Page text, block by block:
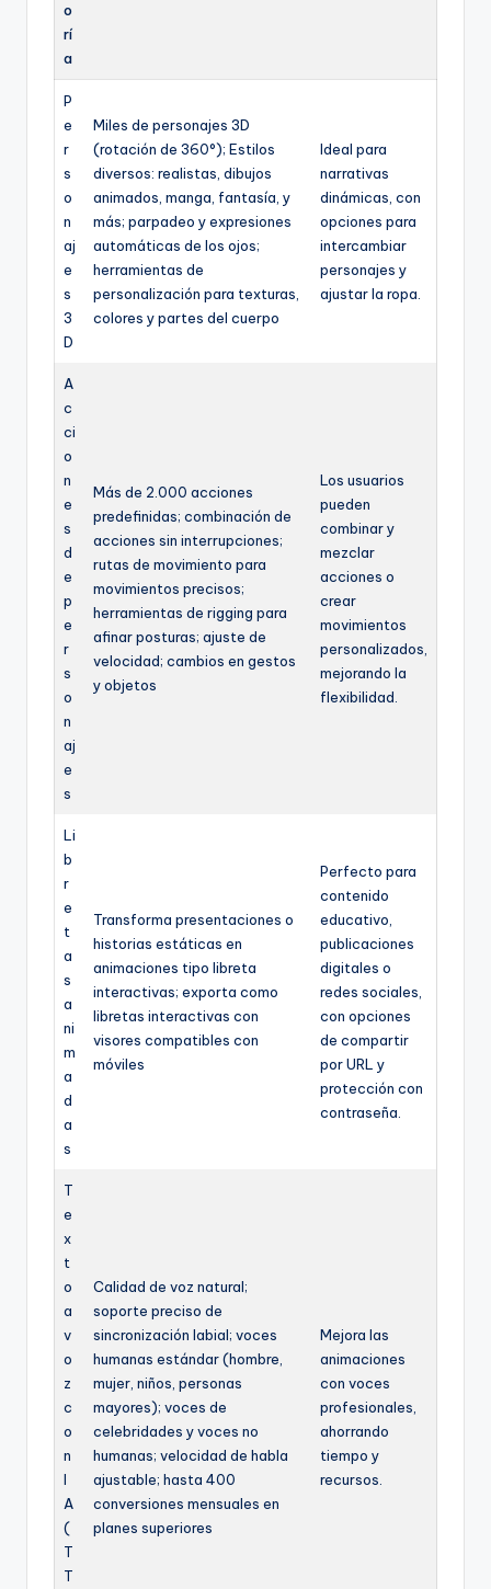
o
rí
a
P
e
r
s
o
n
aj
e
s
3
D
Miles de personajes 3D
(rotación de 360°); Estilos
diversos: realistas, dibujos
animados, manga, fantasía, y
más; parpadeo y expresiones
automáticas de los ojos;
herramientas de
personalización para texturas,
colores y partes del cuerpo
Ideal para
narrativas
dinámicas, con
opciones para
intercambiar
personajes y
ajustar la ropa.
A
c
ci
o
n
e
s
d
e
p
e
r
s
o
n
aj
e
s
Más de 2.000 acciones
predefinidas; combinación de
acciones sin interrupciones;
rutas de movimiento para
movimientos precisos;
herramientas de rigging para
afinar posturas; ajuste de
velocidad; cambios en gestos
y objetos
Los usuarios
pueden
combinar y
mezclar
acciones o
crear
movimientos
personalizados,
mejorando la
flexibilidad.
Li
b
r
e
t
a
s
a
ni
m
a
d
a
s
Transforma presentaciones o
historias estáticas en
animaciones tipo libreta
interactivas; exporta como
libretas interactivas con
visores compatibles con
móviles
Perfecto para
contenido
educativo,
publicaciones
digitales o
redes sociales,
con opciones
de compartir
por URL y
protección con
contraseña.
T
e
x
t
o
a
v
o
z
c
o
n
I
A
(
T
T
Calidad de voz natural;
soporte preciso de
sincronización labial; voces
humanas estándar (hombre,
mujer, niños, personas
mayores); voces de
celebridades y voces no
humanas; velocidad de habla
ajustable; hasta 400
conversiones mensuales en
planes superiores
Mejora las
animaciones
con voces
profesionales,
ahorrando
tiempo y
recursos.